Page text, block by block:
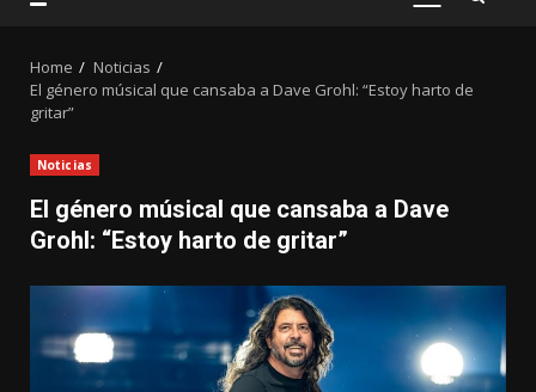
PRIMARY
Home
Noticias
El género músical que cansaba a Dave Grohl: “Estoy harto de
gritar”
Noticias
El género músical que cansaba a Dave
Grohl: “Estoy harto de gritar”